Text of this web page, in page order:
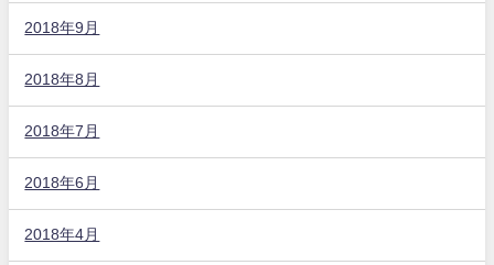
2018年9月
2018年8月
2018年7月
2018年6月
2018年4月